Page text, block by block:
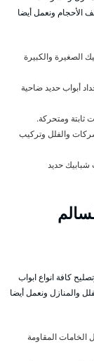
الأحجام ونعمل أيضا
الصغيرة والكبيرة
أبواب حديد ضاحية
ومتحركة.
والفلل وتركيب
حديد
كافة انواع ابواب
والمنازل ونعمل أيضا
الخامات المقاومة